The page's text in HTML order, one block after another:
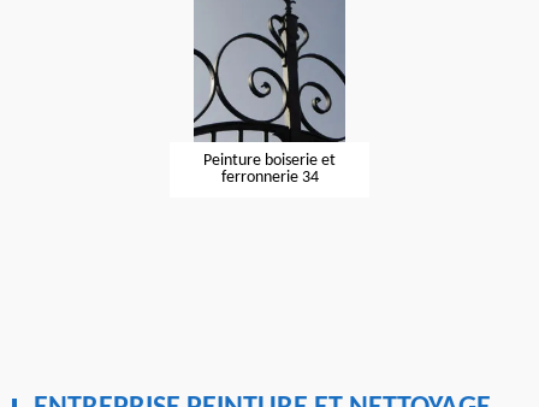
Peinture boiserie et
ferronnerie 34